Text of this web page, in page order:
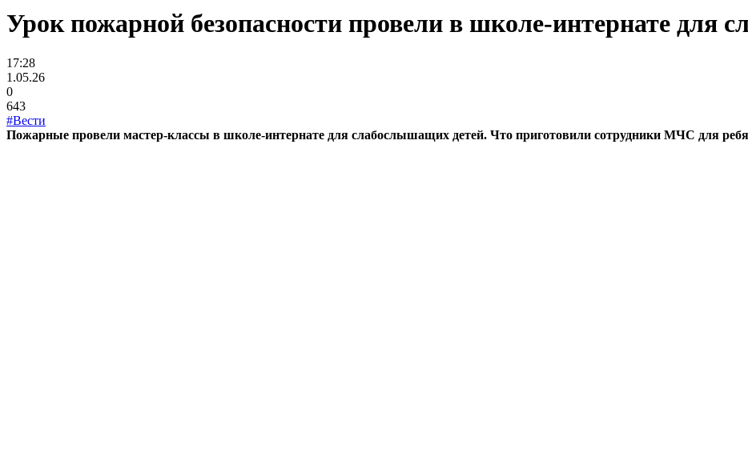
Урок пожарной безопасности провели в школе-интернате для
17:28
1.05.26
0
643
#Вести
Пожарные провели мастер-классы в школе-интернате для слабослышащих детей. Что приготовили сотрудники МЧС для